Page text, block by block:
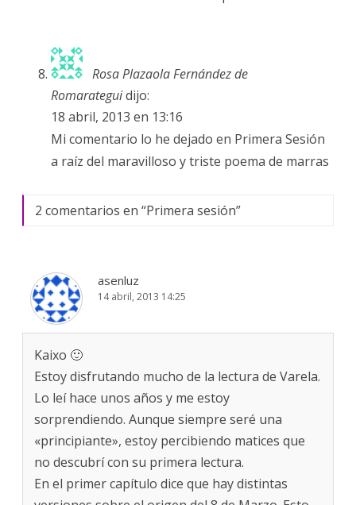
Rosa Plazaola Fernández de
Romarateguidijo:
18 abril, 2013 en 13:16
Mi comentario lo he dejado en Primera Sesión
a raíz del maravilloso y triste poema de marras
2 comentarios en “Primera sesión”
asenluz
14 abril, 2013 14:25
Kaixo 🙂
Estoy disfrutando mucho de la lectura de Varela.
Lo leí hace unos años y me estoy
sorprendiendo. Aunque siempre seré una
«principiante», estoy percibiendo matices que
no descubrí con su primera lectura.
En el primer capítulo dice que hay distintas